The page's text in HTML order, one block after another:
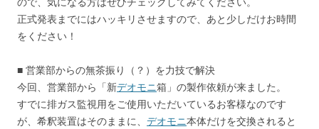
正式発表までにはハッキリさせますので、あと少しだけお時間
をください！
■ 営業部からの無茶振り（？）を力技で解決
今回、営業部から「新デオモニ箱」の製作依頼が来ました。
すでに排ガス監視用をご使用いただいているお客様なのです
が、希釈装置はそのままに、 デオモニ本体だけを交換されると